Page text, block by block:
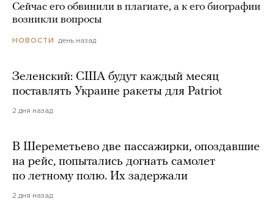
Сейчас его обвинили в плагиате, а к его биографии
возникли вопросы
НОВОСТИ день назад
Зеленский: США будут каждый месяц
поставлять Украине ракеты для Patriot
2 дня назад
В Шереметьево две пассажирки, опоздавшие
на рейс, попытались догнать самолет
по летному полю. Их задержали
2 дня назад